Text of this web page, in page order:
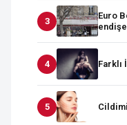
Euro
Farklı